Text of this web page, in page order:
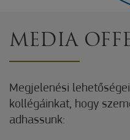
MEDIA
Megjelenési
kollégáinkat, hogy
adhassunk: